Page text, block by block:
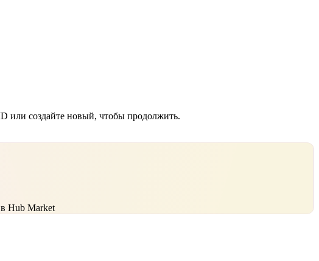
или создайте новый, чтобы продолжить.
Hub Market